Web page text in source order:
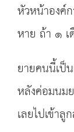
หัวหน้าองค์
หาย ถ้า ๑ เ
ยายคนนี้เป็
หลังค่อมนม
เลยไปเข้า